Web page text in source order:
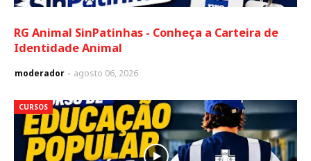
RG Animal SinPatinhas - Conheça a Carteira de
Identidade Animal
moderador agosto 06, 2026
CURSOS